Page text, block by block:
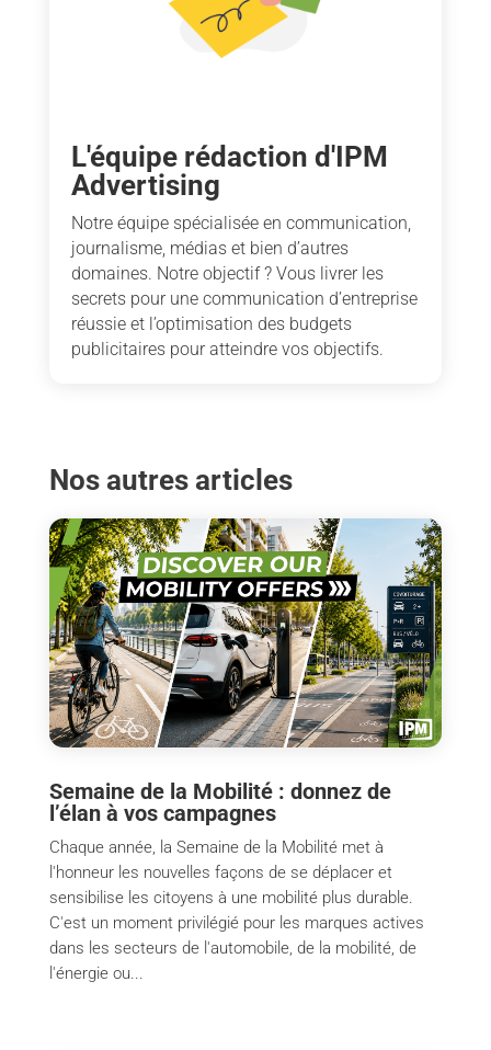
L'équipe rédaction d'IPM
Advertising
Notre équipe spécialisée en communication,
journalisme, médias et bien d’autres
domaines. Notre objectif ? Vous livrer les
secrets pour une communication d’entreprise
réussie et l’optimisation des budgets
publicitaires pour atteindre vos objectifs.
Nos autres articles
Semaine de la Mobilité : donnez de
l’élan à vos campagnes
Chaque année, la Semaine de la Mobilité met à
l'honneur les nouvelles façons de se déplacer et
sensibilise les citoyens à une mobilité plus durable.
C'est un moment privilégié pour les marques actives
dans les secteurs de l'automobile, de la mobilité, de
l'énergie ou...